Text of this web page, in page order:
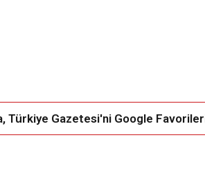
Türkiye Gazetesi'ni Google